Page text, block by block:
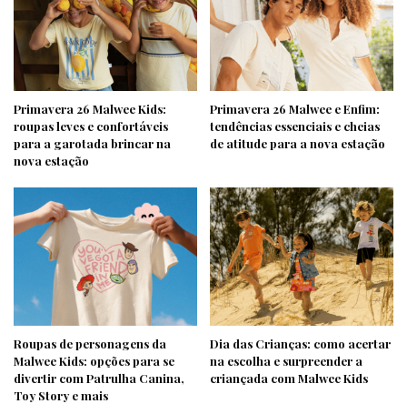
Primavera 26 Malwee Kids:
roupas leves e confortáveis
para a garotada brincar na
nova estação
Primavera 26 Malwee e Enfim:
tendências essenciais e cheias
de atitude para a nova estação
Roupas de personagens da
Malwee Kids: opções para se
divertir com Patrulha Canina,
Toy Story e mais
Dia das Crianças: como acertar
na escolha e surpreender a
criançada com Malwee Kids